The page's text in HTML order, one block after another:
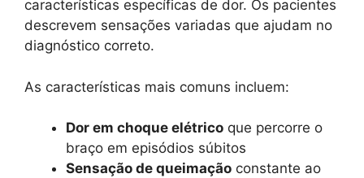
características específicas de dor. Os pacientes
descrevem sensações variadas que ajudam no
diagnóstico correto.
As características mais comuns incluem:
Dor em choque elétrico que percorre o
braço em episódios súbitos
Sensação de queimação constante ao